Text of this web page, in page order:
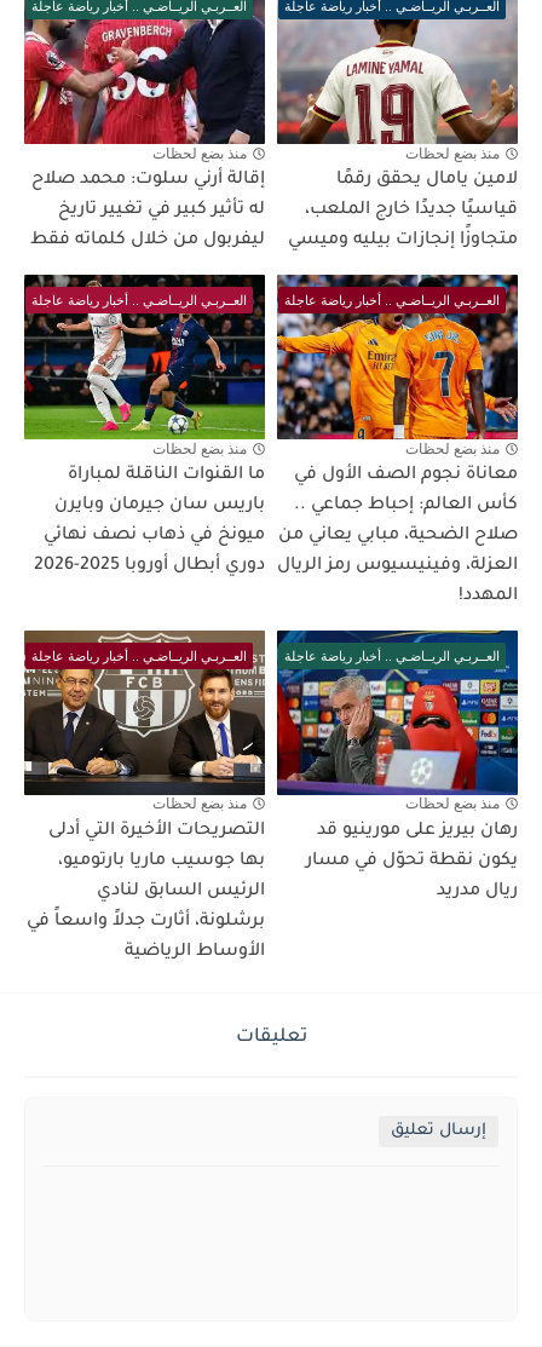
العــربـي الريــاضـي .. أخبار رياضة عاجلة
منذ بضع لحظات
لامين يامال يحقق رقمًا
قياسيًا جديدًا خارج الملعب،
متجاوزًا إنجازات بيليه وميسي
العــربـي الريــاضـي .. أخبار رياضة عاجلة
منذ بضع لحظات
إقالة أرني سلوت: محمد صلاح
له تأثير كبير في تغيير تاريخ
ليفربول من خلال كلماته فقط
العــربـي الريــاضـي .. أخبار رياضة عاجلة
منذ بضع لحظات
معاناة نجوم الصف الأول في
كأس العالم: إحباط جماعي ..
صلاح الضحية، مبابي يعاني من
العزلة، وفينيسيوس رمز الريال
المهدد!
العــربـي الريــاضـي .. أخبار رياضة عاجلة
منذ بضع لحظات
ما القنوات الناقلة لمباراة
باريس سان جيرمان وبايرن
ميونخ في ذهاب نصف نهائي
دوري أبطال أوروبا 2025-2026
العــربـي الريــاضـي .. أخبار رياضة عاجلة
منذ بضع لحظات
رهان بيريز على مورينيو قد
يكون نقطة تحوّل في مسار
ريال مدريد
العــربـي الريــاضـي .. أخبار رياضة عاجلة
منذ بضع لحظات
التصريحات الأخيرة التي أدلى
بها جوسيب ماريا بارتوميو،
الرئيس السابق لنادي
برشلونة، أثارت جدلاً واسعاً في
الأوساط الرياضية
تعليقات
إرسال تعليق